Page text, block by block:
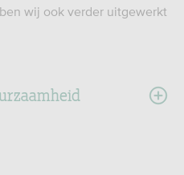
wij ook verder uitgewerkt